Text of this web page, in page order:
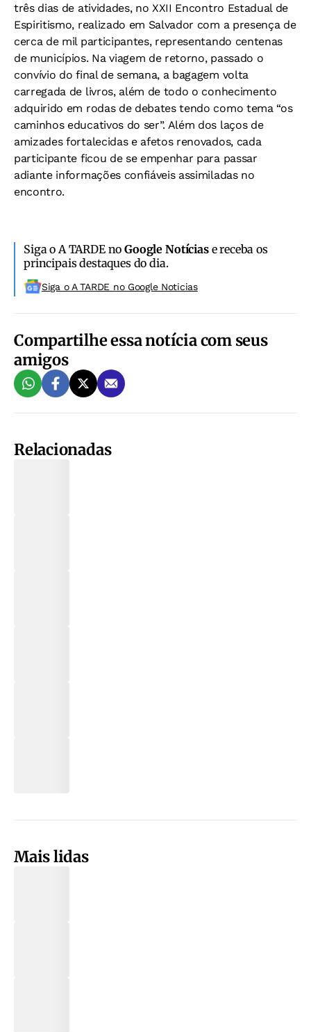
três dias de atividades, no XXII Encontro Estadual de
Espiritismo, realizado em Salvador com a presença de
cerca de mil participantes, representando centenas
de municípios. Na viagem de retorno, passado o
convívio do final de semana, a bagagem volta
carregada de livros, além de todo o conhecimento
adquirido em rodas de debates tendo como tema “os
caminhos educativos do ser”. Além dos laços de
amizades fortalecidas e afetos renovados, cada
participante ficou de se empenhar para passar
adiante informações confiáveis assimiladas no
encontro.
Siga o A TARDE noGoogle Notíciase receba os
principais destaques do dia.
Siga o A TARDE no Google Noticias
Compartilhe essa notícia com seus
amigos
Relacionadas
Mais lidas